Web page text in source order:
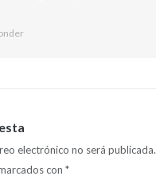
electrónico no será publicada.
con *